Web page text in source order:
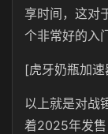
享时间，这对
个非常好的入
[虎牙奶瓶加速
以上就是对战
着2025年发